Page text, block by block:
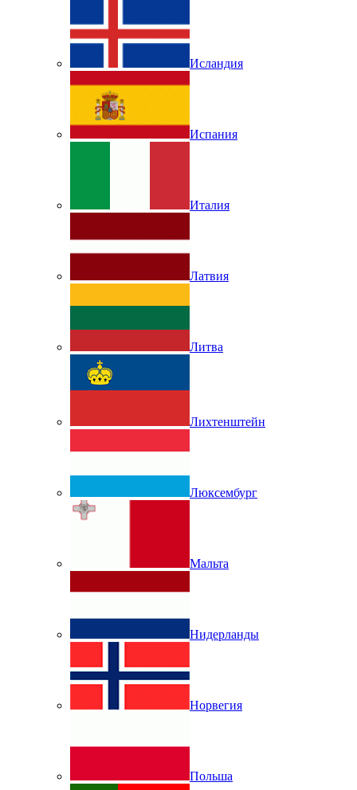
Исландия
Испания
Италия
Латвия
Литва
Лихтенштейн
Люксембург
Мальта
Нидерланды
Норвегия
Польша